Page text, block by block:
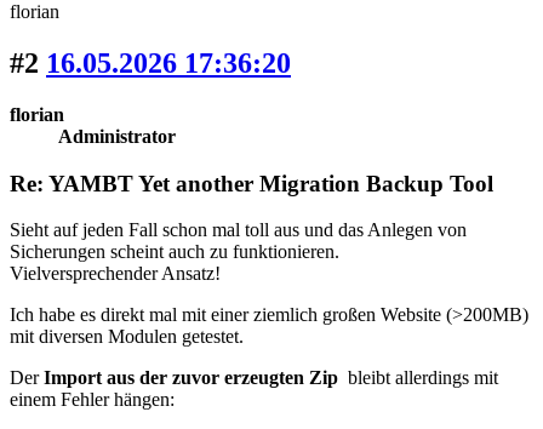
florian
#2 16.05.2026 17:36:20
florian
Administrator
Re: YAMBT Yet another Migration Backup Tool
Sieht auf jeden Fall schon mal toll aus und das Anlegen von
Sicherungen scheint auch zu funktionieren.
Vielversprechender Ansatz!
Ich habe es direkt mal mit einer ziemlich großen Website (>200MB)
mit diversen Modulen getestet.
DerImport aus der zuvor erzeugten Zip bleibt allerdings mit
einem Fehler hängen: